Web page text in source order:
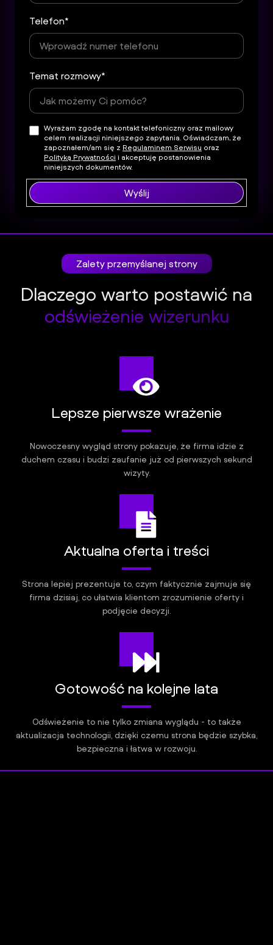
Telefon*
Temat rozmowy*
Wyrażam zgodę na kontakt telefoniczny oraz mailowy
celem realizacji niniejszego zapytania. Oświadczam, że
zapoznałem/am się z Regulaminem Serwisu oraz
Polityką Prywatności i akceptuję postanowienia
niniejszych dokumentów.
Wyślij
Zalety przemyślanej strony
Dlaczego warto postawić na
odświeżenie wizerunku
Lepsze pierwsze wrażenie
Nowoczesny wygląd strony pokazuje, że firma idzie z
duchem czasu i budzi zaufanie już od pierwszych sekund
wizyty.
Aktualna oferta i treści
Strona lepiej prezentuje to, czym faktycznie zajmuje się
firma dzisiaj, co ułatwia klientom zrozumienie oferty i
podjęcie decyzji.
Gotowość na kolejne lata
Odświeżenie to nie tylko zmiana wyglądu - to także
aktualizacja technologii, dzięki czemu strona będzie szybka,
bezpieczna i łatwa w rozwoju.